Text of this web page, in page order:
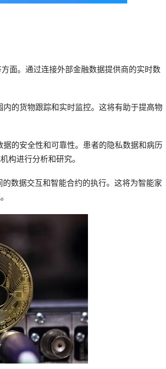
面。通过连接外部金融数据提供商的实时数
的货物跟踪和实时监控。这将有助于提高物
的安全性和可靠性。患者的隐私数据和病历
构进行分析和研究。
数据交互和智能合约的执行。这将为智能家